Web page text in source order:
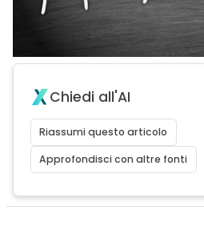
Chiedi all'AI
Riassumi questo articolo
Approfondisci con altre fonti